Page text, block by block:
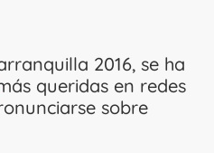
2016, se ha
queridas en redes
sobre